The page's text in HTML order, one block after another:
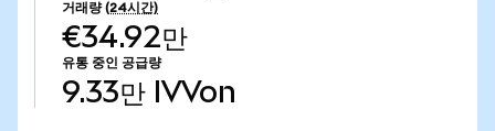
거래량 (24시간)
€34.92만
유통 중인 공급량
9.33만 IVVon